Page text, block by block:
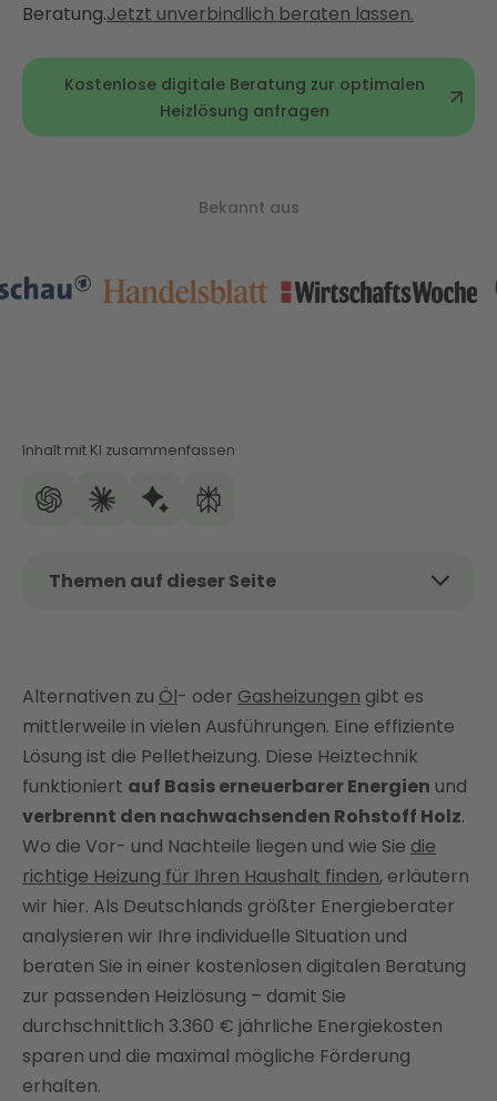
Beratung.Jetzt unverbindlich beraten lassen.
Kostenlose digitale Beratung zur optimalen
Heizlösung anfragen
Bekannt aus
Inhalt mit KI zusammenfassen
Themen auf dieser Seite
So funktioniert das Heizen mit Pellets
Dient eine Pelletheizung als umweltfreundliche
Heizalternative?
Pelletkessel und Pelletofen: Der Unterschied
Effizienter Betrieb mit Pufferspeicher
Alles zum staatlichen Förderprogramm mit der
KfW
Pelletheizung smart kombinieren: So geht's!
Vor- und Nachteile der Pelletheizung im Überblick
Heizen mit Pellets: Mit Enter die passende
Heizlösung finden!
FAQ
Alternativen zu Öl- oder Gasheizungen gibt es
mittlerweile in vielen Ausführungen. Eine effiziente
Lösung ist die Pelletheizung. Diese Heiztechnik
funktioniert auf Basis erneuerbarer Energien und
verbrennt den nachwachsenden Rohstoff Holz.
Wo die Vor- und Nachteile liegen und wie Sie die
richtige Heizung für Ihren Haushalt finden, erläutern
wir hier. Als Deutschlands größter Energieberater
analysieren wir Ihre individuelle Situation und
beraten Sie in einer kostenlosen digitalen Beratung
zur passenden Heizlösung – damit Sie
durchschnittlich 3.360 € jährliche Energiekosten
sparen und die maximal mögliche Förderung
erhalten.